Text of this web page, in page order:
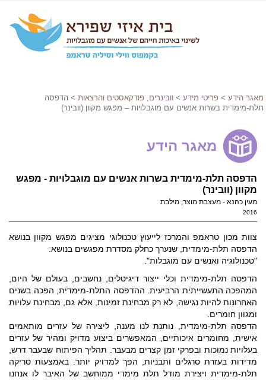
מאגר הידע > פריטי מידע > וובינרים, פודקאסטים והרצאות > הדפסה
תלת-מימדית בשרות אנשים עם מוגבלויות – מפגש מקוון (וובינר)
מאגר הידע
הדפסה תלת-מימדית בשרות אנשים עם מוגבלויות - מפגש
מקוון (וובינר)
מעין כהנא - מעצבת מוצר, מילבת
2016
צוות מכון טראמפ והמרכז לייעוץ טכנולוגי מציגים מפגש מקוון בנושא
הדפסה תלת-מימדית, שנערך כחלק מסדרת מפגשים בנושא:
"טכנולוגיה ואנשים עם מוגבלות".
הדפסה תלת-מימדית וכלי ייצור דיגיטלים, נחשבים, בעולם של היום,
המהפכה התעשייתית הרביעית. ההדפסה התלת-מימדית, הפכה בשנים
האחרונות להיות נגישה, לא רק מבחינת זמינות, אלא גם, מבחינת עלויות
ומגוון חומרים.
הדפסה תלת-מימדית, נותנת לנו מענה, ליצירה של עזרים מותאמים
אישית, מחומרים איכותיים, המאפשרים ביצוע מדויק ומהיר של עזרים
בעלויות נמוכות ובפרקי זמן קצרים מבעבר. תהליך הפיתוח שבעבר דרש,
מדידות בעזרת סרגלים ותבניות, הפך למדויק יותר. באמצעות סריקה
תלת-מימדית ויצירת מודל תלת מימדי ממוחשב של האיבר לו אנחנו